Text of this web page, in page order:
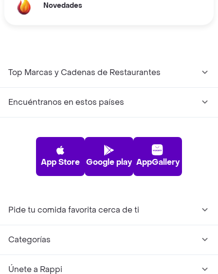
Novedades
Top Marcas y Cadenas de Restaurantes
Encuéntranos en estos países
App Store Google play AppGallery
Pide tu comida favorita cerca de ti
Categorías
Únete a Rappi